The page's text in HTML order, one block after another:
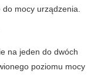
mocy urządzenia.
na jeden do dwóch
poziomu mocy